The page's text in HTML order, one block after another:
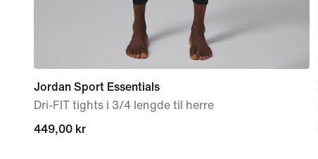
Jordan Sport Essentials
Dri-FIT tights i 3/4 lengde til herre
449,00 kr
449,00 kr